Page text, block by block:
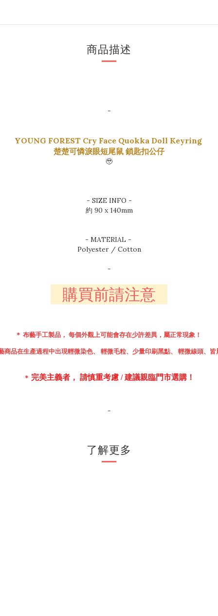
商品描述
-
YOUNG FOREST Cry Face Quokka Doll Keyring
楚楚可憐淚眼短尾鼠 鎖匙扣公仔
🥹
- SIZE INFO -
約 90 x 140mm
- MATERIAL -
Polyester / Cotton
-
購買前請注意
＊ 布藝手工製品， 每個外觀上可能會存在少許差異，屬正常現象！
商品在生產過程中出現輕微染色、 輕微毛粒、少量印刷黑點、 輕微線頭、皆
＊ 完美主義者， 請慎重考慮 /建議親臨門市選購！
-
了解更多